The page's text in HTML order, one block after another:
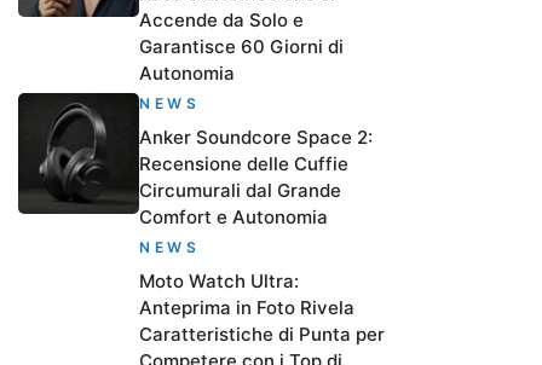
Accende da Solo e
Garantisce 60 Giorni di
Autonomia
NEWS
Anker Soundcore Space 2:
Recensione delle Cuffie
Circumurali dal Grande
Comfort e Autonomia
NEWS
Moto Watch Ultra:
Anteprima in Foto Rivela
Caratteristiche di Punta per